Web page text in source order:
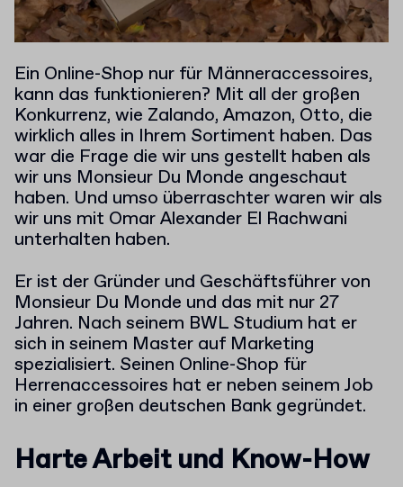
Ein Online-Shop nur für Männeraccessoires,
kann das funktionieren? Mit all der großen
Konkurrenz, wie Zalando, Amazon, Otto, die
wirklich alles in Ihrem Sortiment haben. Das
war die Frage die wir uns gestellt haben als
wir uns Monsieur Du Monde angeschaut
haben. Und umso überraschter waren wir als
wir uns mit Omar Alexander El Rachwani
unterhalten haben.
Er ist der Gründer und Geschäftsführer von
Monsieur Du Monde und das mit nur 27
Jahren. Nach seinem BWL Studium hat er
sich in seinem Master auf Marketing
spezialisiert. Seinen Online-Shop für
Herrenaccessoires hat er neben seinem Job
in einer großen deutschen Bank gegründet.
Harte Arbeit und Know-How